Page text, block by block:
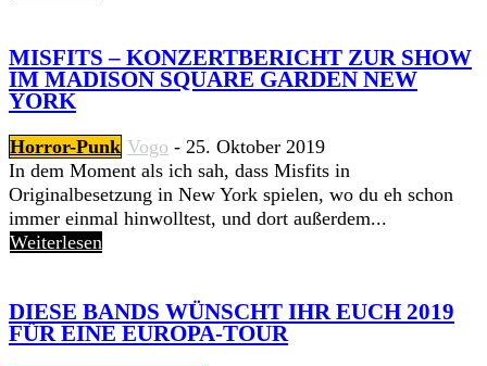
MISFITS – KONZERTBERICHT ZUR SHOW
IM MADISON SQUARE GARDEN NEW
YORK
Horror-Punk Vogo - 25. Oktober 2019
In dem Moment als ich sah, dass Misfits in
Originalbesetzung in New York spielen, wo du eh schon
immer einmal hinwolltest, und dort außerdem...
Weiterlesen
DIESE BANDS WÜNSCHT IHR EUCH 2019
FÜR EINE EUROPA-TOUR